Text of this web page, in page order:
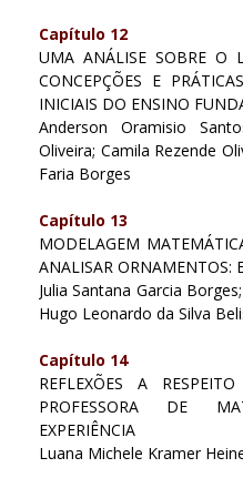
Capítulo 12
UMA ANÁLISE SOBRE O
CONCEPÇÕES E
INICIAIS DO ENSINO
Anderson Oramisio
Oliveira; Camila Rezende
Faria Borges
Capítulo 13
MODELAGEM
ANALISAR ORNAMENTOS:
Julia Santana Garcia
Hugo Leonardo da Silva
Capítulo 14
REFLEXÕES A
PROFESSORA DE
EXPERIÊNCIA
Luana Michele Kramer